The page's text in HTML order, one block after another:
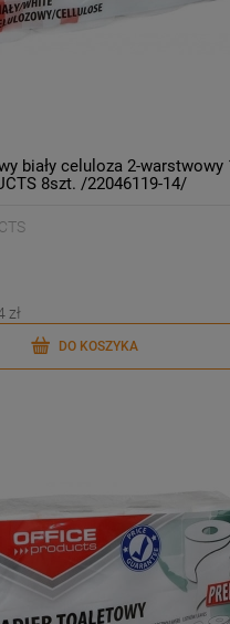
biały celuloza 2-warstwowy
8szt. /22046119-14/
zł
DO KOSZYKA